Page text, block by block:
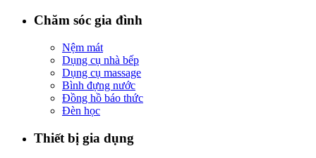
Chăm sóc gia đình
Nệm mát
Dụng cụ nhà bếp
Dụng cụ massage
Bình đựng nước
Đồng hồ báo thức
Đèn học
Thiết bị gia dụng